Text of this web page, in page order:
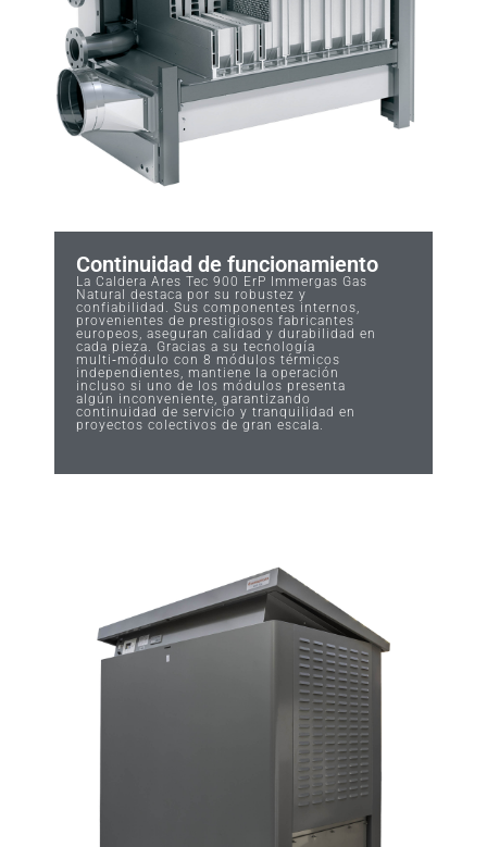
Continuidad de funcionamiento
La Caldera Ares Tec 900 ErP Immergas Gas
Natural destaca por su robustez y
confiabilidad. Sus componentes internos,
provenientes de prestigiosos fabricantes
europeos, aseguran calidad y durabilidad en
cada pieza. Gracias a su tecnología
multi‑módulo con 8 módulos térmicos
independientes, mantiene la operación
incluso si uno de los módulos presenta
algún inconveniente, garantizando
continuidad de servicio y tranquilidad en
proyectos colectivos de gran escala.